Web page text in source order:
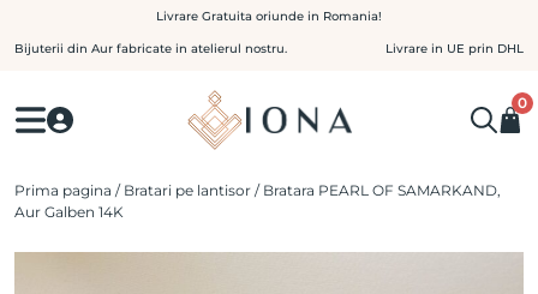
to
Livrare Gratuita oriunde in Romania!
Bijuterii din Aur fabricate in atelierul nostru. Livrare in UE prin DHL
0
Prima pagina / Bratari pe lantisor / Bratara PEARL OF SAMARKAND,
Aur Galben 14K